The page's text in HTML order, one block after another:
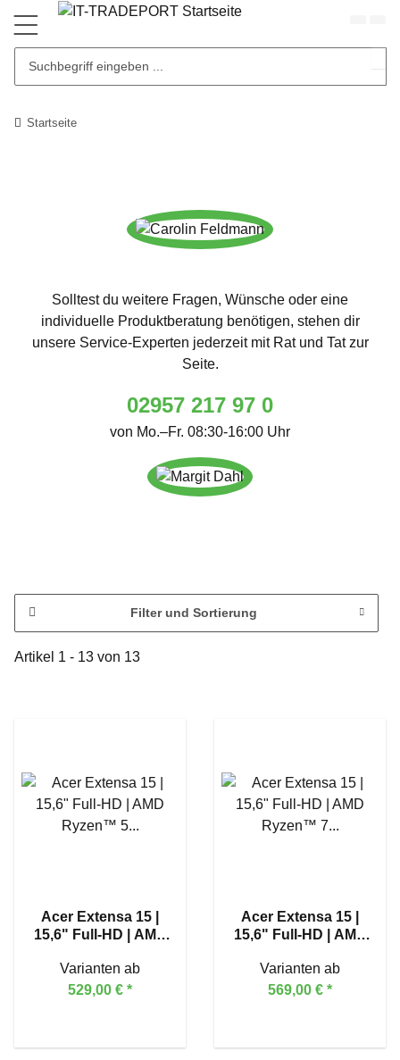
Startseite
Solltest du weitere Fragen, Wünsche oder eine
individuelle Produktberatung benötigen, stehen dir
unsere Service-Experten jederzeit mit Rat und Tat zur
Seite.
02957 217 97 0
von Mo.–Fr. 08:30-16:00 Uhr
Filter und Sortierung
Artikel 1 - 13 von 13
Acer Extensa 15 |
15,6" Full-HD | AMD
Varianten ab
529,00 € *
Acer Extensa 15 |
15,6" Full-HD | AMD
Varianten ab
569,00 € *